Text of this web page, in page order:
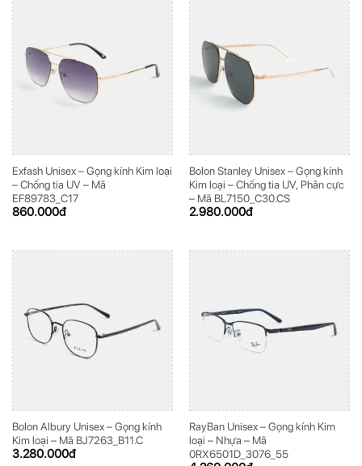
Exfash Unisex – Gọng kính Kim loại
– Chống tia UV – Mã
EF89783_C17
860.000đ
Bolon Stanley Unisex – Gọng kính
Kim loại – Chống tia UV, Phân cực
– Mã BL7150_C30.CS
2.980.000đ
Bolon Albury Unisex – Gọng kính
Kim loại – Mã BJ7263_B11.C
3.280.000đ
RayBan Unisex – Gọng kính Kim
loại – Nhựa – Mã
0RX6501D_3076_55